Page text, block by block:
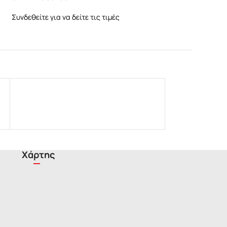
Συνδεθείτε για να δείτε τις τιμές
Χάρτης